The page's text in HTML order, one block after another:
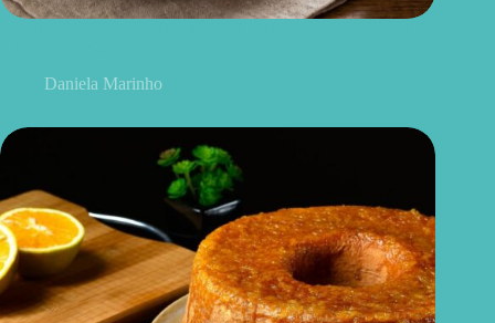
Daniela Marinho